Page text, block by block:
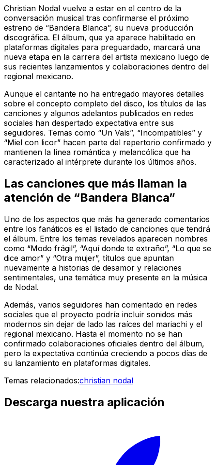
Christian Nodal vuelve a estar en el centro de la
conversación musical tras confirmarse el próximo
estreno de “Bandera Blanca”, su nueva producción
discográfica. El álbum, que ya aparece habilitado en
plataformas digitales para preguardado, marcará una
nueva etapa en la carrera del artista mexicano luego de
sus recientes lanzamientos y colaboraciones dentro del
regional mexicano.
Aunque el cantante no ha entregado mayores detalles
sobre el concepto completo del disco, los títulos de las
canciones y algunos adelantos publicados en redes
sociales han despertado expectativa entre sus
seguidores. Temas como “Un Vals”, “Incompatibles” y
“Miel con licor” hacen parte del repertorio confirmado y
mantienen la línea romántica y melancólica que ha
caracterizado al intérprete durante los últimos años.
Las canciones que más llaman la
atención de “Bandera Blanca”
Uno de los aspectos que más ha generado comentarios
entre los fanáticos es el listado de canciones que tendrá
el álbum. Entre los temas revelados aparecen nombres
como “Modo frágil”, “Aquí donde te extraño”, “Lo que se
dice amor” y “Otra mujer”, títulos que apuntan
nuevamente a historias de desamor y relaciones
sentimentales, una temática muy presente en la música
de Nodal.
Además, varios seguidores han comentado en redes
sociales que el proyecto podría incluir sonidos más
modernos sin dejar de lado las raíces del mariachi y el
regional mexicano. Hasta el momento no se han
confirmado colaboraciones oficiales dentro del álbum,
pero la expectativa continúa creciendo a pocos días de
su lanzamiento en plataformas digitales.
Temas relacionados:christian nodal
Descarga nuestra aplicación